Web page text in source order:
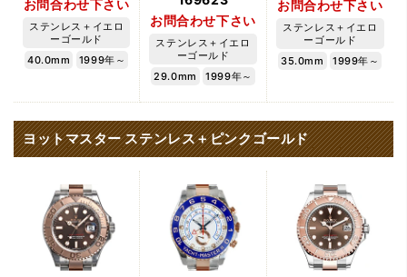
お問合わせ下さい
ステンレス＋イエロ
ーゴールド
40.0mm
1999年～
お問合わせ下さい
ステンレス＋イエロ
ーゴールド
29.0mm
1999年～
お問合わせ下さい
ステンレス＋イエロ
ーゴールド
35.0mm
1999年～
ヨットマスター ステンレス＋ピンクゴールド